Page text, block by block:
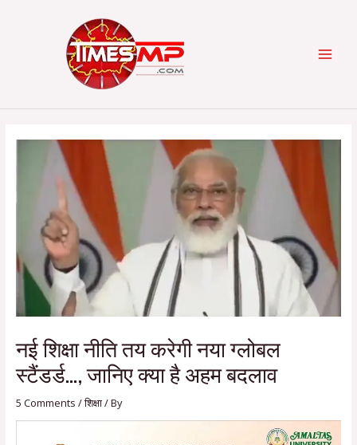
नई शिक्षा नीति तय करेगी नया ग्लोबल
स्टैंडर्ड…, जानिए क्या है अहम बदलाव
5 Comments /शिक्षा/ By
navigation